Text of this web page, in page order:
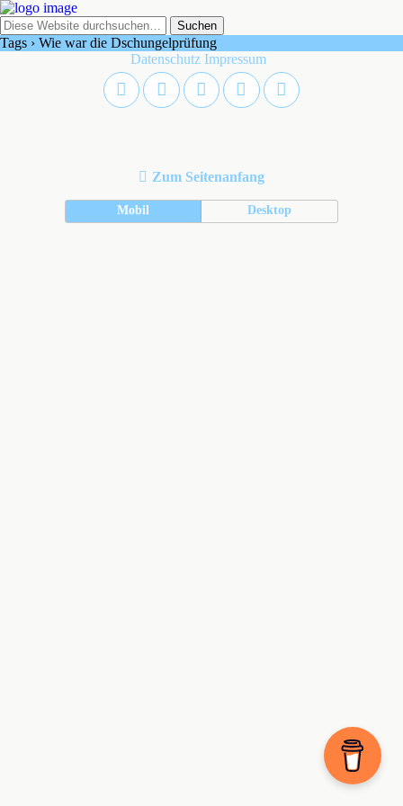
Tags › Wie war die Dschungelprüfung
Datenschutz Impressum
Zum Seitenanfang
Mobil Desktop